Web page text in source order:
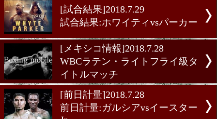
[試合速報]2018.7.29
伊藤雅雪が米国で世界初挑
[試合結果]2018.7.29
試合結果:ホワイティvsパ